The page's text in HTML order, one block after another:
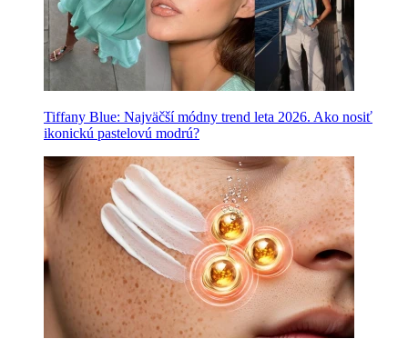
Tiffany Blue: Najväčší módny trend leta 2026. Ako nosiť
ikonickú pastelovú modrú?